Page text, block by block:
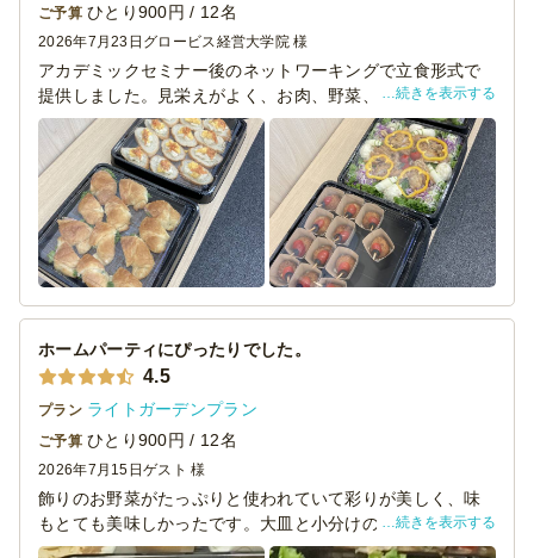
ご予算 ひとり900円 / 12名
2026年7月23日 グロービス経営大学院 様
アカデミックセミナー後のネットワーキングで立食形式で
提供しました。見栄えがよく、お肉、野菜、揚げ物、パン
だとバラエティーも豊富なのでとても満足感の高いライン
ナップでした。食事が充実していたおかげもあってか、イ
ベント終了後も長く滞在してくれたので運営としては大変
助かりました。
続きを表示する
ホームパーティにぴったりでした。
4.5
プラン ライトガーデンプラン
ご予算 ひとり900円 / 12名
2026年7月15日 ゲスト 様
飾りのお野菜がたっぷりと使われていて彩りが美しく、味
もとても美味しかったです。大皿と小分けのバランスが絶
妙で、紙皿やお箸などの備品もセットになっているため、
続きを表示する